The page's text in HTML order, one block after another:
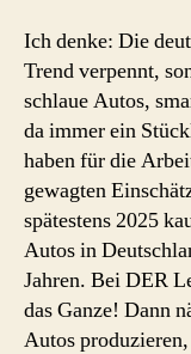
Ich denke: Die
Trend verpennt,
schlaue Autos,
da immer ein
haben für die
gewagten
spätestens 2025
Autos in
Jahren. Bei DER
das Ganze! Dann
Autos